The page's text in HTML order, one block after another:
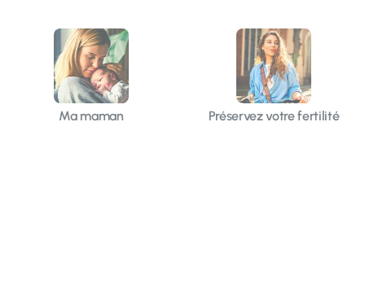
Ma maman Préservez votre fertilité